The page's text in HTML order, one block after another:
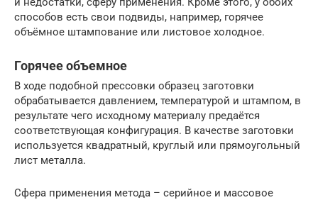
способов есть свои подвиды, например, горячее
объёмное штампование или листовое холодное.
Горячее объемное
В ходе подобной прессовки образец заготовки
обрабатывается давлением, температурой и штампом, в
результате чего исходному материалу предаётся
соответствующая конфигурация. В качестве заготовки
используется квадратный, круглый или прямоугольный
лист металла.
Сфера применения метода – серийное и массовое